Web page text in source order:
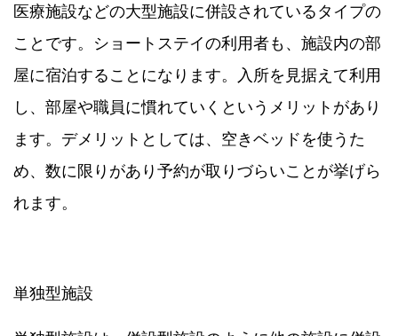
医療施設などの大型施設に併設されているタイプの
ことです。ショートステイの利用者も、施設内の部
屋に宿泊することになります。入所を見据えて利用
し、部屋や職員に慣れていくというメリットがあり
ます。デメリットとしては、空きベッドを使うた
め、数に限りがあり予約が取りづらいことが挙げら
れます。
単独型施設